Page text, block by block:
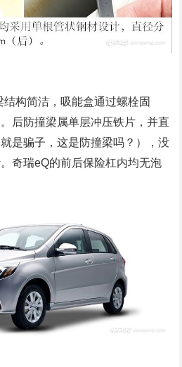
结构简洁，吸能盒通过螺栓固
后防撞梁属单层冲压铁片，并直
是骗子，这是防撞梁吗？），没
奇瑞eQ的前后保险杠内均无泡